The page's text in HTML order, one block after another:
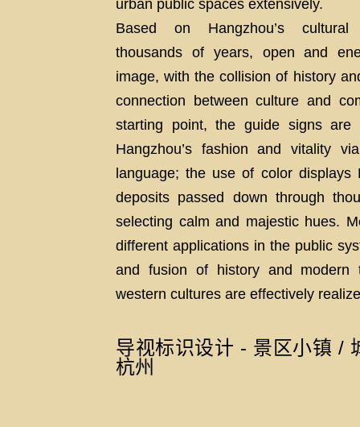
urban public spaces extensively.
Based on Hangzhou’s cultural
thousands of years, open and
image, with the collision of history
connection between culture and
starting point, the guide signs are
Hangzhou’s fashion and vitality
language; the use of color displays
deposits passed down through
selecting calm and majestic hues.
different applications in the public
and fusion of history and modern
western cultures are effectively
导视标识设计 - 景区小镇 /
杭州